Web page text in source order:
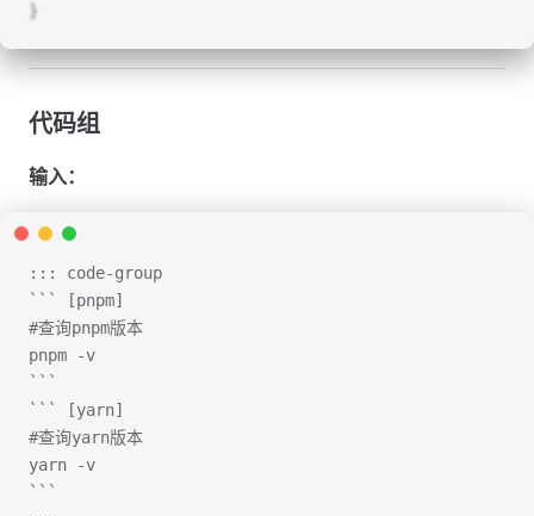
}
代码组
输入：
::: code-group
``` [pnpm]
#查询pnpm版本
pnpm -v
```
``` [yarn]
#查询yarn版本
yarn -v
```